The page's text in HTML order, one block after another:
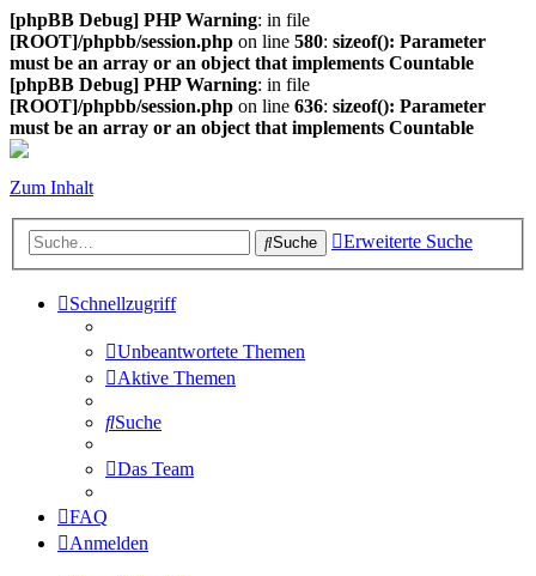
[phpBB Debug] PHP Warning: in file
[ROOT]/phpbb/session.php on line 580: sizeof(): Parameter
must be an array or an object that implements Countable
[phpBB Debug] PHP Warning: in file
[ROOT]/phpbb/session.php on line 636: sizeof(): Parameter
must be an array or an object that implements Countable
Zum Inhalt
Suche Erweiterte Suche
Schnellzugriff
Unbeantwortete Themen
Aktive Themen
Suche
Das Team
FAQ
Anmelden